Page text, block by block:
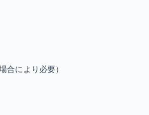
場合により必要）